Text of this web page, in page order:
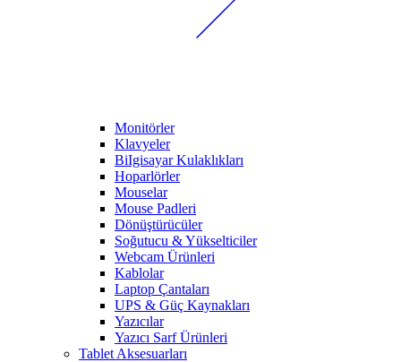
Monitörler
Klavyeler
BiIgisayar Kulaklıkları
Hoparlörler
Mouselar
Mouse Padleri
Dönüştürücüler
Soğutucu & Yükselticiler
Webcam Ürünleri
Kablolar
Laptop Çantaları
UPS & Güç Kaynakları
Yazıcılar
Yazıcı Sarf Ürünleri
Tablet Aksesuarları